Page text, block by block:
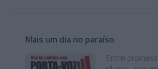
Mais um dia no paraíso
Entre